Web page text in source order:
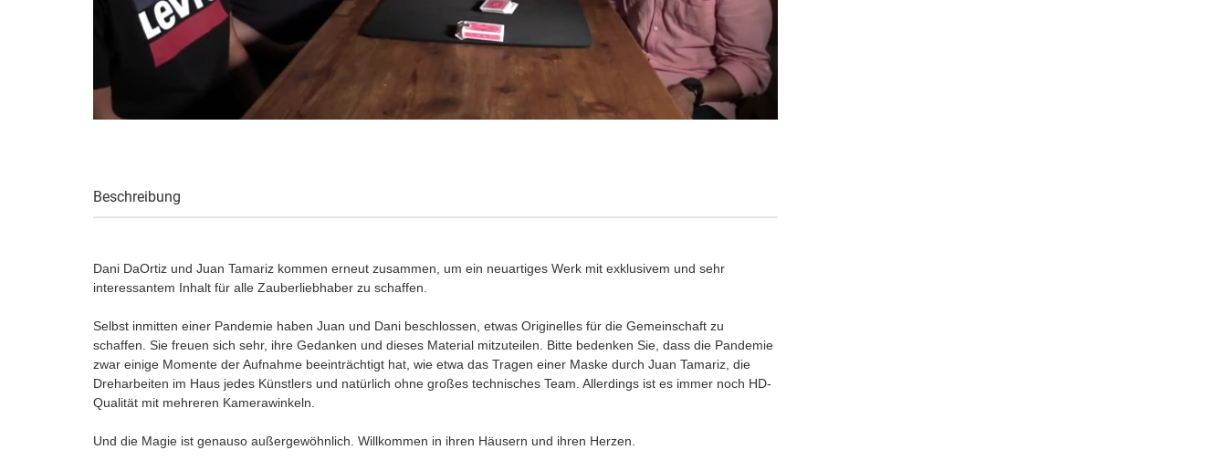
Beschreibung
Dani DaOrtiz und Juan Tamariz kommen erneut zusammen, um ein neuartiges Werk mit exklusivem und sehr
interessantem Inhalt für alle Zauberliebhaber zu schaffen.
Selbst inmitten einer Pandemie haben Juan und Dani beschlossen, etwas Originelles für die Gemeinschaft zu
schaffen. Sie freuen sich sehr, ihre Gedanken und dieses Material mitzuteilen. Bitte bedenken Sie, dass die Pandemie
zwar einige Momente der Aufnahme beeinträchtigt hat, wie etwa das Tragen einer Maske durch Juan Tamariz, die
Dreharbeiten im Haus jedes Künstlers und natürlich ohne großes technisches Team. Allerdings ist es immer noch HD-
Qualität mit mehreren Kamerawinkeln.
Und die Magie ist genauso außergewöhnlich. Willkommen in ihren Häusern und ihren Herzen.